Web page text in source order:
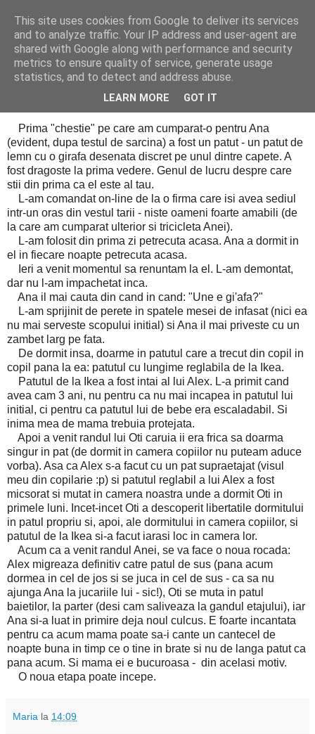
Cealalta realitate
marți, iunie 25, 2013
Prima "chestie" pe care am cumparat-o pentru Ana
(evident, dupa testul de sarcina) a fost un patut - un patut de
lemn cu o girafa desenata discret pe unul dintre capete. A
fost dragoste la prima vedere. Genul de lucru despre care
stii din prima ca el este al tau.
L-am comandat on-line de la o firma care isi avea sediul
intr-un oras din vestul tarii - niste oameni foarte amabili (de
la care am cumparat ulterior si tricicleta Anei).
L-am folosit din prima zi petrecuta acasa. Ana a dormit in
el in fiecare noapte petrecuta acasa.
Ieri a venit momentul sa renuntam la el. L-am demontat,
dar nu l-am impachetat inca.
Ana il mai cauta din cand in cand: "Une e gi'afa?"
L-am sprijinit de perete in spatele mesei de infasat (nici ea
nu mai serveste scopului initial) si Ana il mai priveste cu un
zambet larg pe fata.
De dormit insa, doarme in patutul care a trecut din copil in
copil pana la ea: patutul cu lungime reglabila de la Ikea.
Patutul de la Ikea a fost intai al lui Alex. L-a primit cand
avea cam 3 ani, nu pentru ca nu mai incapea in patutul lui
initial, ci pentru ca patutul lui de bebe era escaladabil. Si
inima mea de mama trebuia protejata.
Apoi a venit randul lui Oti caruia ii era frica sa doarma
singur in pat (de dormit in camera copiilor nu puteam aduce
vorba). Asa ca Alex s-a facut cu un pat supraetajat (visul
meu din copilarie :p) si patutul reglabil a lui Alex a fost
micsorat si mutat in camera noastra unde a dormit Oti in
primele luni. Incet-incet Oti a descoperit libertatile dormitului
in patul propriu si, apoi, ale dormitului in camera copiilor, si
patutul de la Ikea si-a facut iarasi loc in camera lor.
Acum ca a venit randul Anei, se va face o noua rocada:
Alex migreaza definitiv catre patul de sus (pana acum
dormea in cel de jos si se juca in cel de sus - ca sa nu
ajunga Ana la jucariile lui - sic!), Oti se muta in patul
baietilor, la parter (desi cam saliveaza la gandul etajului), iar
Ana si-a luat in primire deja noul culcus. E foarte incantata
pentru ca acum mama poate sa-i cante un cantecel de
noapte buna in timp ce o tine in brate si nu de langa patut ca
pana acum. Si mama ei e bucuroasa - din acelasi motiv.
O noua etapa poate incepe.
Maria la 14:09
This site uses cookies from Google to deliver its services
and to analyze traffic. Your IP address and user-agent are
shared with Google along with performance and security
metrics to ensure quality of service, generate usage
statistics, and to detect and address abuse.
LEARN MORE GOT IT